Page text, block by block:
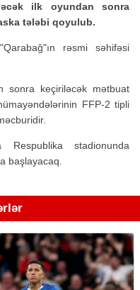
ilk oyundan sonra
tələbi qoyulub.
rəsmi səhifəsi
sonra keçiriləcək mətbuat
FFP-2 tipli
stadionunda
başlayacaq.